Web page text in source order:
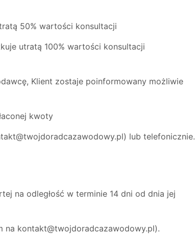
50% wartości konsultacji
utratą 100% wartości konsultacji
Klient zostaje poinformowany możliwie
kwoty
lub telefonicznie.
na odległość w terminie 14 dni od dnia jej
na kontakt@twojdoradcazawodowy.pl).